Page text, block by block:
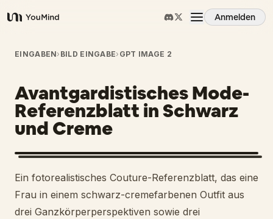
YouMind
Anmelden
Übersicht
Anwendungsfälle
Fähigkeiten
Prompts
Preise
EINGABEN› BILD EINGABE› GPT IMAGE 2
Avantgardistisches Mode-
Referenzblatt in Schwarz
und Creme
Ein fotorealistisches Couture-Referenzblatt, das eine
Frau in einem schwarz-cremefarbenen Outfit aus
drei Ganzkörperperspektiven sowie drei